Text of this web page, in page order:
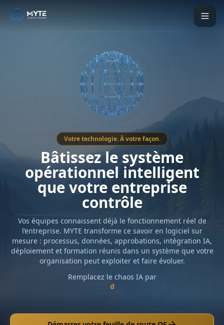
Votre technologie. À votre façon.
Bâtissez le système
opérationnel intelligent
que votre entreprise
contrôle
Vos équipes connaissent déjà le fonctionnement réel de
l’entreprise. MYTE transforme ce savoir en logiciel sur
mesure : processus, données, approbations, intégration IA,
déploiement et formation réunis dans un système que votre
organisation peut exploiter et faire évoluer.
Remplacez le chaos IA par
u